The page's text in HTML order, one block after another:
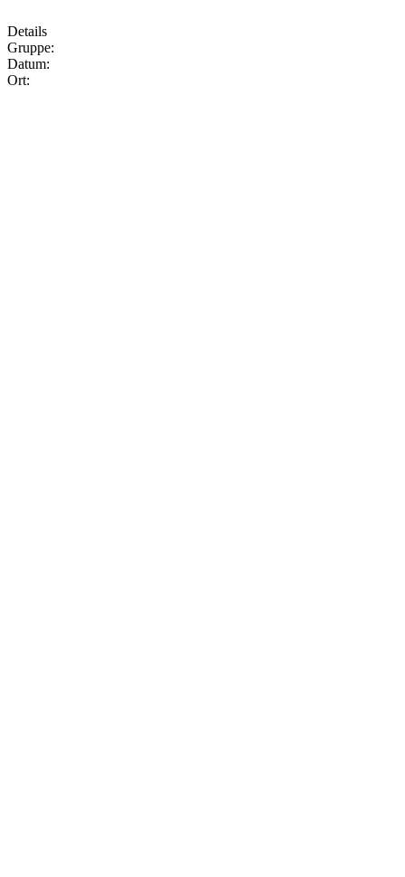
Details
Gruppe:
Datum:
Ort: